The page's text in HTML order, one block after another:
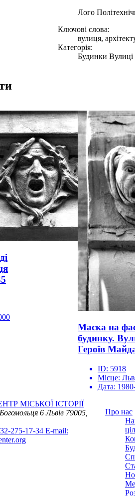
Лого
Ключові слова:
вулиця,
Категорія:
Будинки Вулиці
Маска на
будинку.
Героїв
ID: 5918
Місце:
Дата:
МІСЬКОЇ ІСТОРІЇ
6Львів 79005,
275-17-34 E-mail:
Про нас